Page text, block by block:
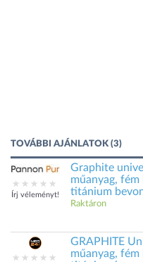
TOVÁBBI AJÁNLATOK (3)
Írj véleményt!
Graphite
műanyag,
titánium
Raktáron
GRAPHITE
műanyag,